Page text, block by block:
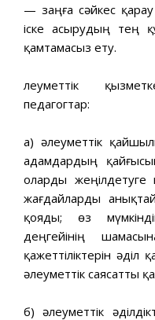
— заңға сәйкес
іске асырудың тең
қамтамасыз ету.
Әлеуметтік
педагогтар:
а) әлеуметтік
адамдардың
оларды жеңілдетуге
жағдайларды
қояды; өз
деңгейінің
қажеттіліктерін әділ
әлеуметтік саясатты
б) әлеуметтік